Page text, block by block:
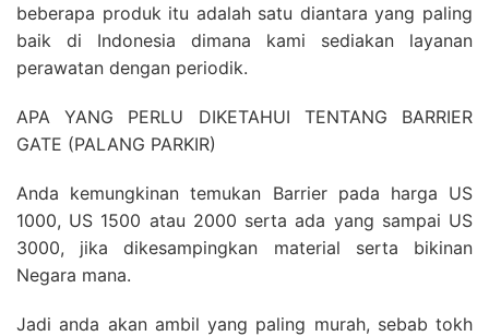
beberapa produk itu adalah satu diantara yang paling
baik di Indonesia dimana kami sediakan layanan
perawatan dengan periodik.
APA YANG PERLU DIKETAHUI TENTANG BARRIER
GATE (PALANG PARKIR)
Anda kemungkinan temukan Barrier pada harga US
1000, US 1500 atau 2000 serta ada yang sampai US
3000, jika dikesampingkan material serta bikinan
Negara mana.
Jadi anda akan ambil yang paling murah, sebab tokh